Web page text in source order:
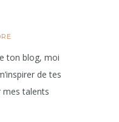
ton blog, moi
de tes
mes talents